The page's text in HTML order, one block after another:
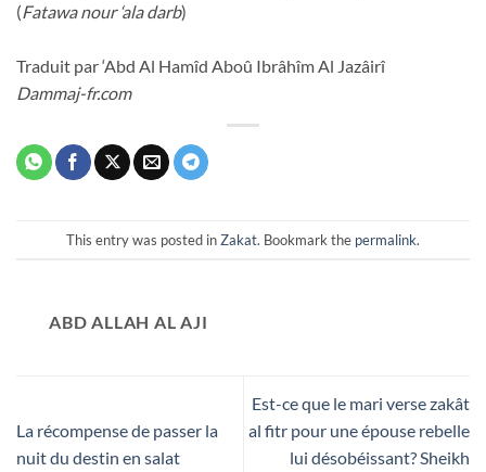
(Fatawa nour ‘ala darb)
Traduit par ‘Abd Al Hamîd Aboû Ibrâhîm Al Jazâirî
Dammaj-fr.com
This entry was posted inZakat. Bookmark the permalink.
ABD ALLAH AL AJI
La récompense de passer la
nuit du destin en salat
Est-ce que le mari verse zakât
al fitr pour une épouse rebelle
lui désobéissant? Sheikh